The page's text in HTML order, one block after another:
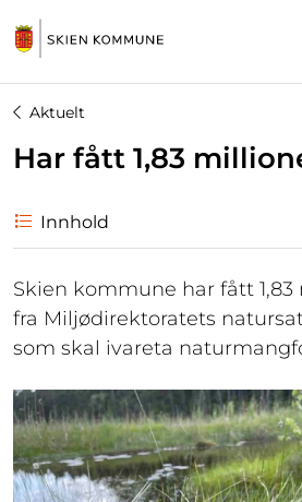
Aktuelt
Har fått 1,83
Innhold
Skien kommune har fått
fra Miljødirektoratets
som skal ivareta